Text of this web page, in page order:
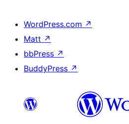
WordPress.com ↗
Matt ↗
bbPress ↗
BuddyPress ↗